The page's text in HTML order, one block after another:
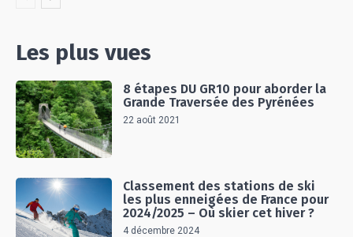
Les plus vues
8 étapes DU GR10 pour aborder la
Grande Traversée des Pyrénées
22 août 2021
Classement des stations de ski
les plus enneigées de France pour
2024/2025 – Où skier cet hiver ?
4 décembre 2024